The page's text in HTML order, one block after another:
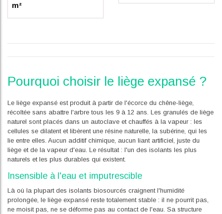
m²
Pourquoi choisir le liège expansé ?
Le liège expansé est produit à partir de l'écorce du chêne-liège,
récoltée sans abattre l'arbre tous les 9 à 12 ans. Les granulés de liège
naturel sont placés dans un autoclave et chauffés à la vapeur : les
cellules se dilatent et libèrent une résine naturelle, la subérine, qui les
lie entre elles. Aucun additif chimique, aucun liant artificiel, juste du
liège et de la vapeur d'eau. Le résultat : l'un des isolants les plus
naturels et les plus durables qui existent.
Insensible à l'eau et imputrescible
Là où la plupart des isolants biosourcés craignent l'humidité
prolongée, le liège expansé reste totalement stable : il ne pourrit pas,
ne moisit pas, ne se déforme pas au contact de l'eau. Sa structure